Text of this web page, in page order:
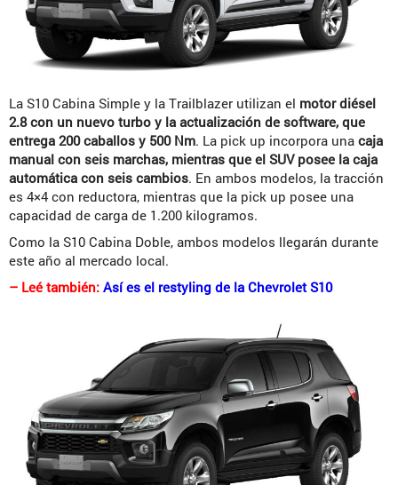
La S10 Cabina Simple y la Trailblazer utilizan el motor diésel
2.8 con un nuevo turbo y la actualización de software, que
entrega 200 caballos y 500 Nm. La pick up incorpora una caja
manual con seis marchas, mientras que el SUV posee la caja
automática con seis cambios. En ambos modelos, la tracción
es 4×4 con reductora, mientras que la pick up posee una
capacidad de carga de 1.200 kilogramos.
Como la S10 Cabina Doble, ambos modelos llegarán durante
este año al mercado local.
– Leé también: Así es el restyling de la Chevrolet S10